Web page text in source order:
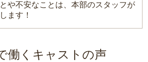
や不安なことは、本部のスタッフが
ます！
働くキャストの声